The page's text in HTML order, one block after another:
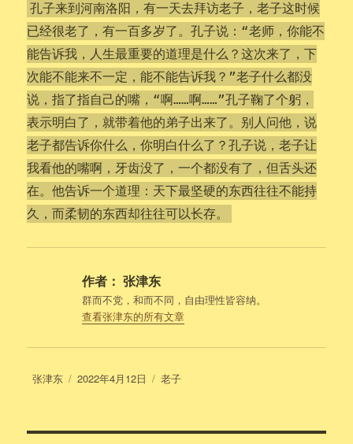
孔子来到河南洛阳，有一天去拜访老子，老子这时候
已经很老了，有一百多岁了。孔子说：“老师，你能不
能告诉我，人生最重要的道理是什么？这次来了，下
次能不能来不一定，能不能告诉我？”老子什么都没
说，指了指自己的嘴，“啊……啊……”孔子鞠了个躬，
表示明白了，就带着他的弟子出来了。别人问他，说
老子都告诉你什么，你明白什么了？孔子说，老子让
我看他的嘴啊，牙齿没了，一个都没有了，但舌头还
在。他告诉一个道理：天下最坚硬的东西往往不能持
久，而柔韧的东西却往往可以长存。
作者： 张津东
群而不党，和而不同，自由理性皆容纳。
查看张津东的所有文章
作
张津东
发
2022年4月12日
分
老子